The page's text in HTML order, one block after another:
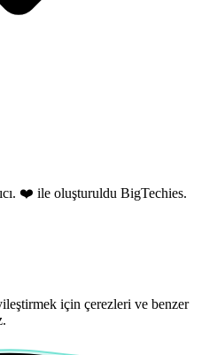
❤️ ile oluşturuldu BigTechies.
için çerezleri ve benzer